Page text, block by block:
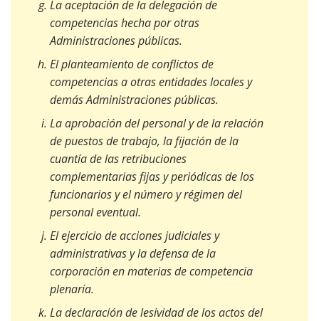
La aceptación de la delegación de
competencias hecha por otras
Administraciones públicas.
El planteamiento de conflictos de
competencias a otras entidades locales y
demás Administraciones públicas.
La aprobación del personal y de la relación
de puestos de trabajo, la fijación de la
cuantía de las retribuciones
complementarias fijas y periódicas de los
funcionarios y el número y régimen del
personal eventual.
El ejercicio de acciones judiciales y
administrativas y la defensa de la
corporación en materias de competencia
plenaria.
La declaración de lesividad de los actos del